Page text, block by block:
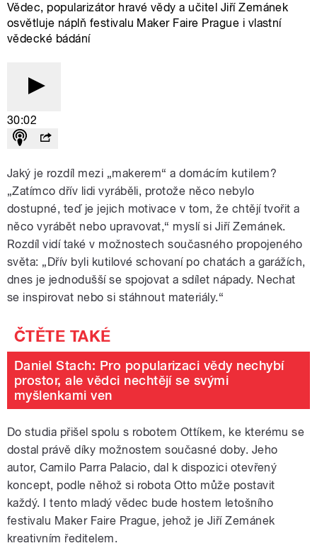
Vědec, popularizátor hravé vědy a učitel Jiří Zemánek
osvětluje náplň festivalu Maker Faire Prague i vlastní
vědecké bádání
30:02
Jaký je rozdíl mezi „makerem“ a domácím kutilem?
„Zatímco dřív lidi vyráběli, protože něco nebylo
dostupné, teď je jejich motivace v tom, že chtějí tvořit a
něco vyrábět nebo upravovat,“ myslí si Jiří Zemánek.
Rozdíl vidí také v možnostech současného propojeného
světa: „Dřív byli kutilové schovaní po chatách a garážích,
dnes je jednodušší se spojovat a sdílet nápady. Nechat
se inspirovat nebo si stáhnout materiály.“
Daniel Stach: Pro popularizaci vědy nechybí
prostor, ale vědci nechtějí se svými
myšlenkami ven
Do studia přišel spolu s robotem Ottíkem, ke kterému se
dostal právě díky možnostem současné doby. Jeho
autor, Camilo Parra Palacio, dal k dispozici otevřený
koncept, podle něhož si robota Otto může postavit
každý. I tento mladý vědec bude hostem letošního
festivalu Maker Faire Prague, jehož je Jiří Zemánek
kreativním ředitelem.